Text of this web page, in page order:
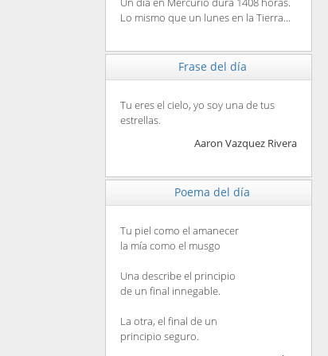
Lo mismo que un lunes en la Tierra...
Frase del día
Tu eres el cielo, yo soy una de tus
estrellas.
Aaron Vazquez Rivera
Poema del día
Tu piel como el amanecer
la mía como el musgo
Una describe el principio
de un final innegable.
La otra, el final de un
principio seguro.